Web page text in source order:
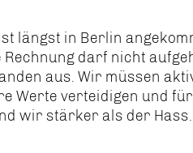
längst in Berlin
Rechnung darf nicht
aus. Wir müssen
Werte verteidigen und
wir stärker als der Hass.